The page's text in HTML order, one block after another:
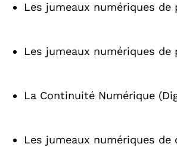
Les jumeaux numériques de
Les jumeaux numériques de
La Continuité Numérique
Les jumeaux numériques